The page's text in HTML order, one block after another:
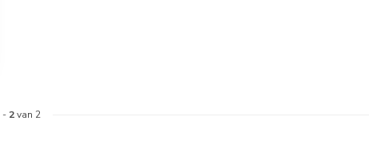
- 2van 2